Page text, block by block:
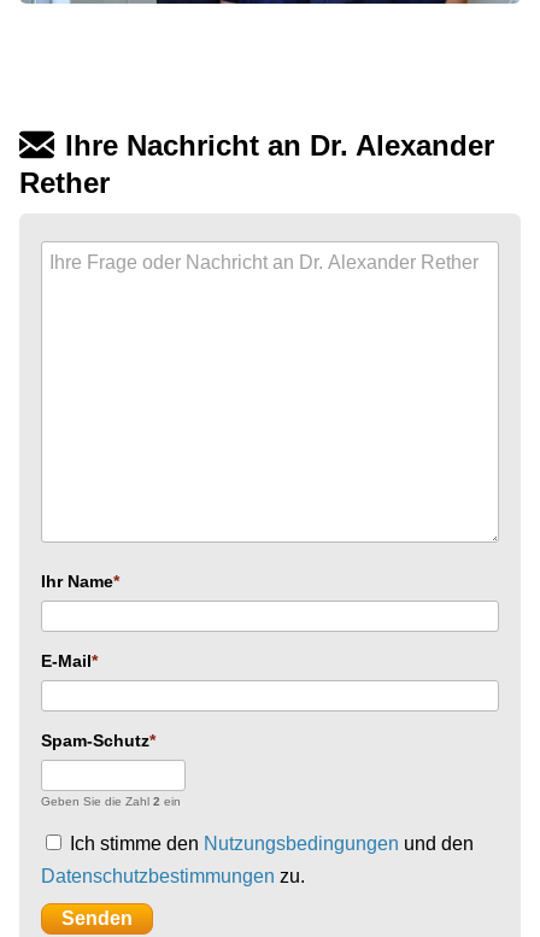
Ihre Nachricht an Dr. Alexander
Rether
Ihr Name
E-Mail
Spam-Schutz
Geben Sie die Zahl 2 ein
Ich stimme den Nutzungsbedingungen und den
Datenschutzbestimmungen zu.